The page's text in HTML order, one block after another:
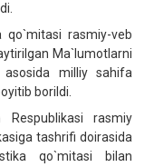
rasmiy-veb
Ma`lumotlarni
milliy sahifa
borildi.
rasmiy
tashrifi doirasida
qo`mitasi bilan